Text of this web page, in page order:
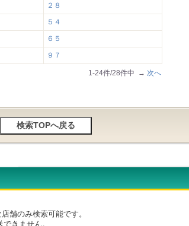
２８
５４
６５
９７
1-24件/28件中 → 次へ
舗のみ検索可能です。
きません。